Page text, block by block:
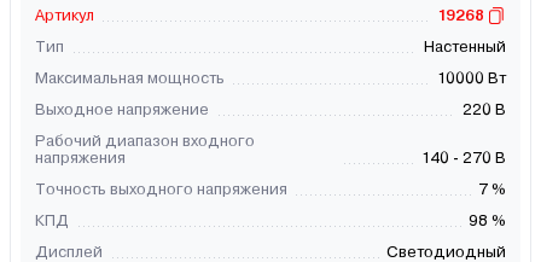
Артикул
19268
Тип
Настенный
Максимальная мощность
10000 Вт
Выходное напряжение
220 В
Рабочий диапазон входного
напряжения
140 - 270 В
Точность выходного напряжения
7 %
КПД
98 %
Дисплей
Светодиодный